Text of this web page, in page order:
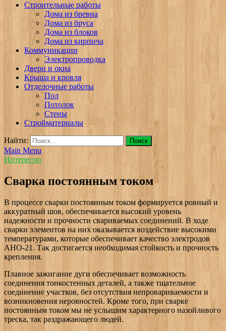
v-plast.ru Строительство и ремонт
Строительные работы
Дома из бревна
Дома из бруса
Дома из блоков
Дома из кирпича
Коммуникации
Электропроводка
Двери и окна
Крыша и кровля
Отделочные работы
Пол
Потолок
Стены
Стройматериалы
Найти:
Main Menu
Интересно
Сварка постоянным током
В процессе сварки постоянным током формируется ровный и
аккуратный шов, обеспечивается высокий уровень
надежности и прочности свариваемых соединений. В ходе
сварки элементов на них оказывается воздействие высокими
температурами, которые обеспечивает качество электродов
АНО-21. Так достигается необходимая стойкость и прочность
крепления.
Плавное зажигание дуги обеспечивает возможность
соединения тонкостенных деталей, а также тщательное
соединение участков, без отсутствия непровариваемости и
возникновения неровностей. Кроме того, при сварке
постоянным током мы не услышим характерного назойливого
треска, так раздражающего людей.